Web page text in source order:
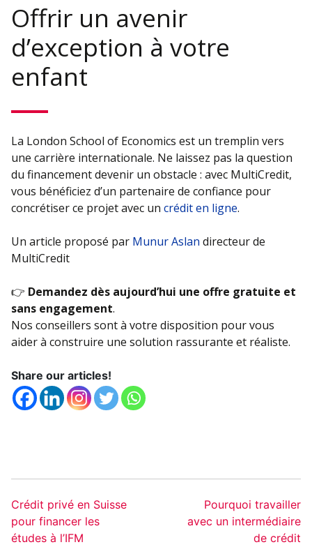
Offrir un avenir
d’exception à votre
enfant
La London School of Economics est un tremplin vers
une carrière internationale. Ne laissez pas la question
du financement devenir un obstacle : avec MultiCredit,
vous bénéficiez d’un partenaire de confiance pour
concrétiser ce projet avec un crédit en ligne.
Un article proposé par Munur Aslan directeur de
MultiCredit
👉 Demandez dès aujourd’hui une offre gratuite et
sans engagement.
Nos conseillers sont à votre disposition pour vous
aider à construire une solution rassurante et réaliste.
Share our articles!
Crédit privé en Suisse
pour financer les
études à l’IFM
Pourquoi travailler
avec un intermédiaire
de crédit